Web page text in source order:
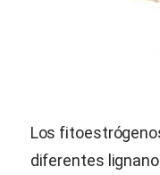
Los
diferentes